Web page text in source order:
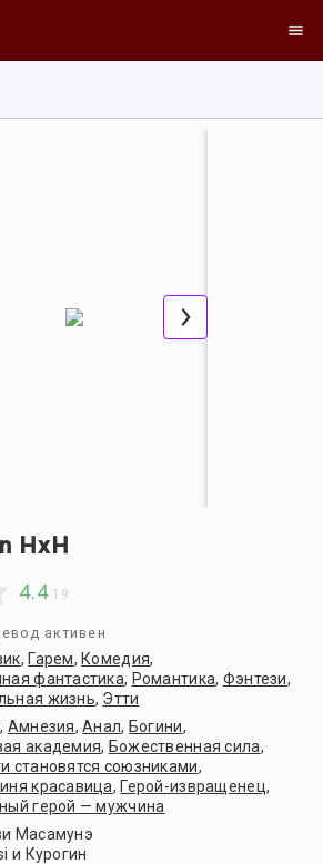
HxH
4.4 19
активен
, Гарем, Комедия,
фантастика, Романтика, Фэнтези,
жизнь, Этти
, Амнезия,Анал, Богини,
академия, Божественная сила,
становятся союзниками,
красавица, Герой-извращенец,
герой — мужчина
Масамунэ
и Курогин